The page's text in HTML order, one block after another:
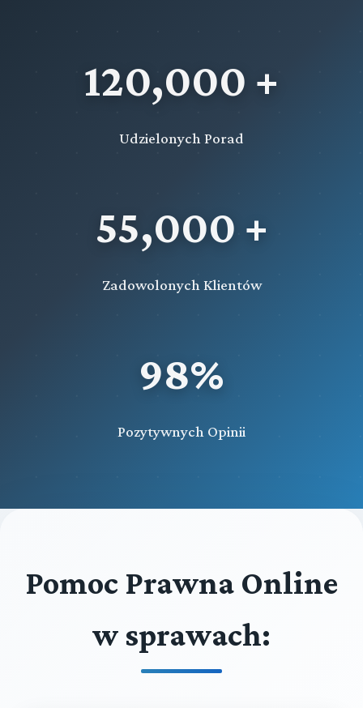
120,000 +
Udzielonych Porad
55,000 +
Zadowolonych Klientów
98%
Pozytywnych Opinii
Pomoc Prawna Online
w sprawach: